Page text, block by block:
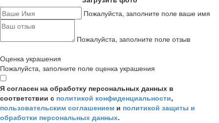
Пожалуйста, заполните поле ваше имя
Пожалуйста, заполните поле отзыв
Оценка украшения
Пожалуйста, заполните поле оценка украшения
Я согласен на обработку персональных данных в
соответствии с политикой конфиденциальности,
пользовательским соглашением и политикой защиты и
обработки персональных данных.